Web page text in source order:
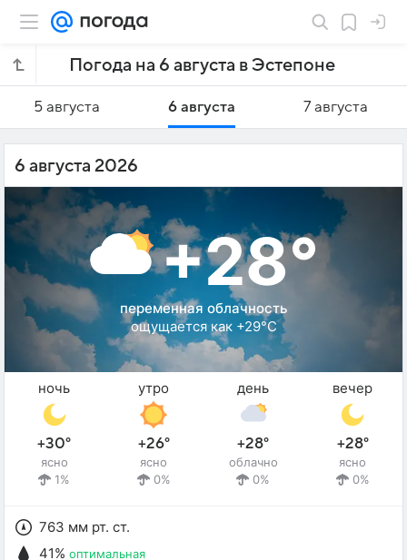
Погода на 6 августа в Эстепоне
5 августа 6 августа 7 августа
6 августа 2026
+28°
переменная облачность
ощущается как +29°C
ночь
+30°
ясно
1%
утро
+26°
ясно
0%
день
+28°
облачно
0%
вечер
+28°
ясно
0%
763 мм рт. ст.
41% оптимальная